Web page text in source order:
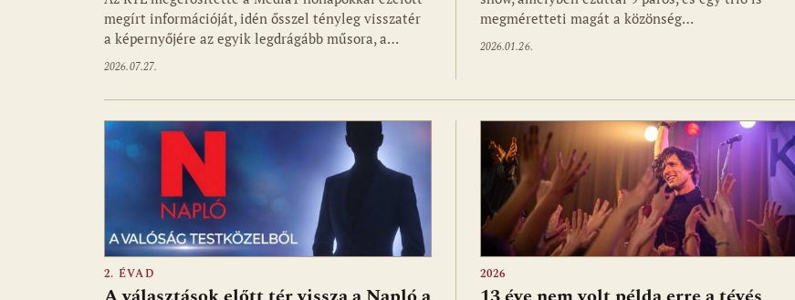
megírt információját, idén ősszel tényleg visszatér
a képernyőjére az egyik legdrágább műsora, a…
2026.07.27.
megméretteti magát a közönség…
2026.01.26.
2. ÉVAD 2026